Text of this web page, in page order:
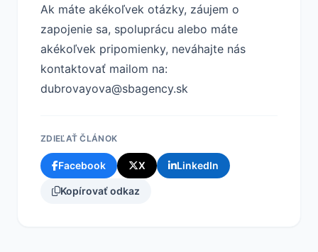
Ak máte akékoľvek otázky, záujem o
zapojenie sa, spoluprácu alebo máte
akékoľvek pripomienky, neváhajte nás
kontaktovať mailom na:
dubrovayova@sbagency.sk
ZDIEĽAŤ ČLÁNOK
Facebook X LinkedIn
Kopírovať odkaz